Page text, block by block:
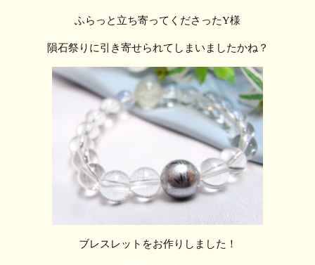
ふらっと立ち寄ってくださったY様
隕石祭りに引き寄せられてしまいましたかね？
ブレスレットをお作りしました！